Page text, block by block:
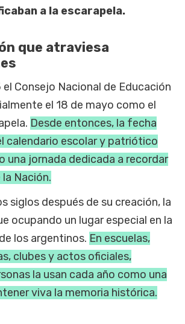
a la escarapela.
que atraviesa
el Consejo Nacional de Educación
el 18 de mayo como el
Desde entonces, la fecha
calendario escolar y patriótico
una jornada dedicada a recordar
Nación.
siglos después de su creación, la
ocupando un lugar especial en la
los argentinos. En escuelas,
clubes y actos oficiales,
la usan cada año como una
viva la memoria histórica.